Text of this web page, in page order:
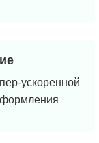
ускоренной